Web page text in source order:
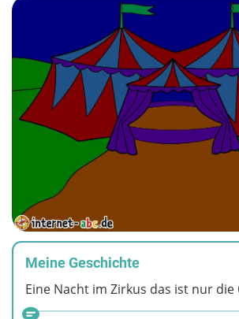
Meine Geschichte
Eine Nacht im Zirkus das ist nur die